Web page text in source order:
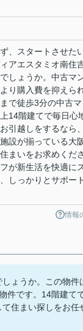
、スタートさせた
アエスタミオ南住
しょうか。中古マ
り購入費を抑えら
で徒歩3分の中古マ
14階建てで毎日心
引越しをするなら
設が揃っている大
まいをお求めくださ
が新生活を快適に
しっかりとサポー
情報
ょうか。この物件
件です。14階建て
住まい探しをお任